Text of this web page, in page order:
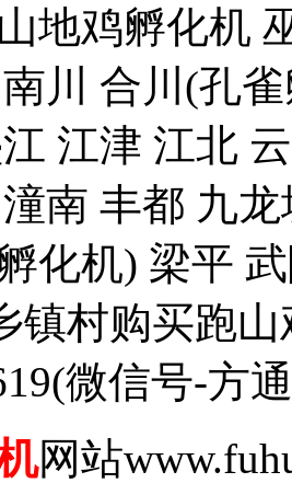
地鸡孵化机
川 合川(孔
江津 江北
南 丰都 九
化机) 梁平
镇村购买跑
微信号-方
网站